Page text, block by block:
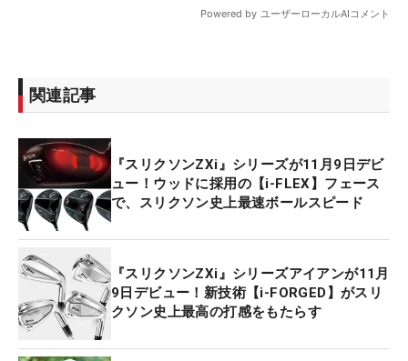
関連記事
『スリクソンZXi』シリーズが11月9日デビ
ュー！ウッドに採用の【i-FLEX】フェース
で、スリクソン史上最速ボールスピード
『スリクソンZXi』シリーズアイアンが11月
9日デビュー！新技術【i-FORGED】がスリ
クソン史上最高の打感をもたらす